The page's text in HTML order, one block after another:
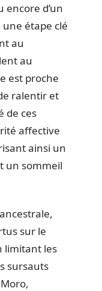
encore d’un
étape clé
au
au
est proche
ralentir et
de ces
affective
ainsi un
un sommeil
sur le
limitant les
sursauts